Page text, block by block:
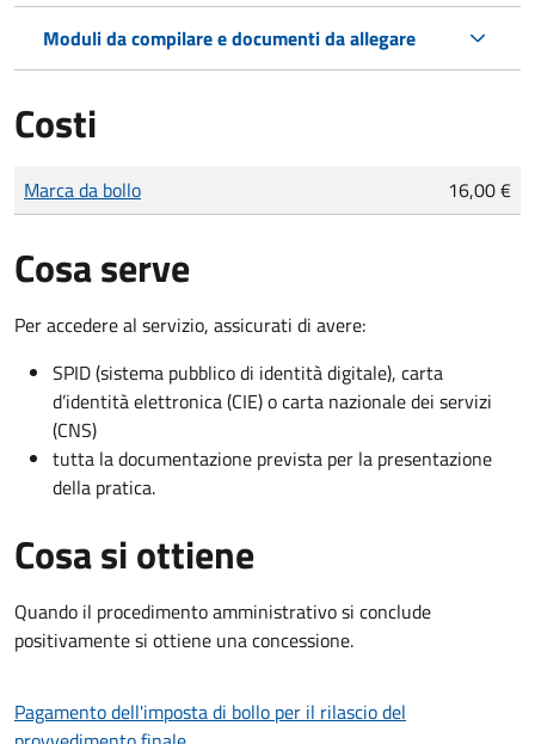
Moduli da compilare e documenti da allegare
Costi
Tipo di pagamento
Importo
Marca da bollo 16,00 €
Cosa serve
Per accedere al servizio, assicurati di avere:
SPID (sistema pubblico di identità digitale), carta
d’identità elettronica (CIE) o carta nazionale dei servizi
(CNS)
tutta la documentazione prevista per la presentazione
della pratica.
Cosa si ottiene
Quando il procedimento amministrativo si conclude
positivamente si ottiene una concessione.
Pagamento dell'imposta di bollo per il rilascio del